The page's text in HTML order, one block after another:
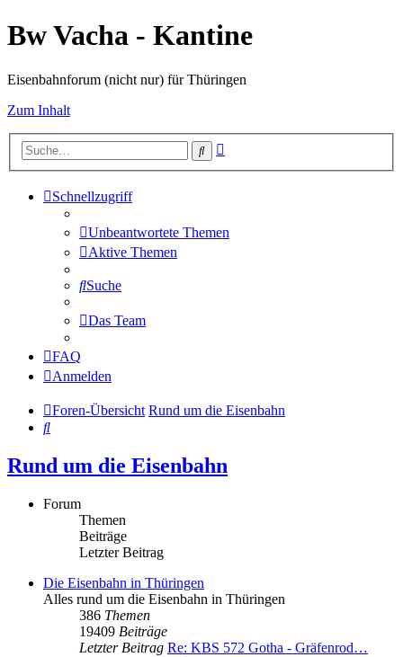
Bw Vacha - Kantine
Eisenbahnforum (nicht nur) für Thüringen
Zum Inhalt
Suche
Schnellzugriff
Unbeantwortete Themen
Aktive Themen
Suche
Das Team
FAQ
Anmelden
Foren-Übersicht Rund um die Eisenbahn
Suche
Rund um die Eisenbahn
Forum
Themen
Beiträge
Letzter Beitrag
Die Eisenbahn in Thüringen
Alles rund um die Eisenbahn in Thüringen
386 Themen
19409 Beiträge
Letzter Beitrag Re: KBS 572 Gotha - Gräfenrod…